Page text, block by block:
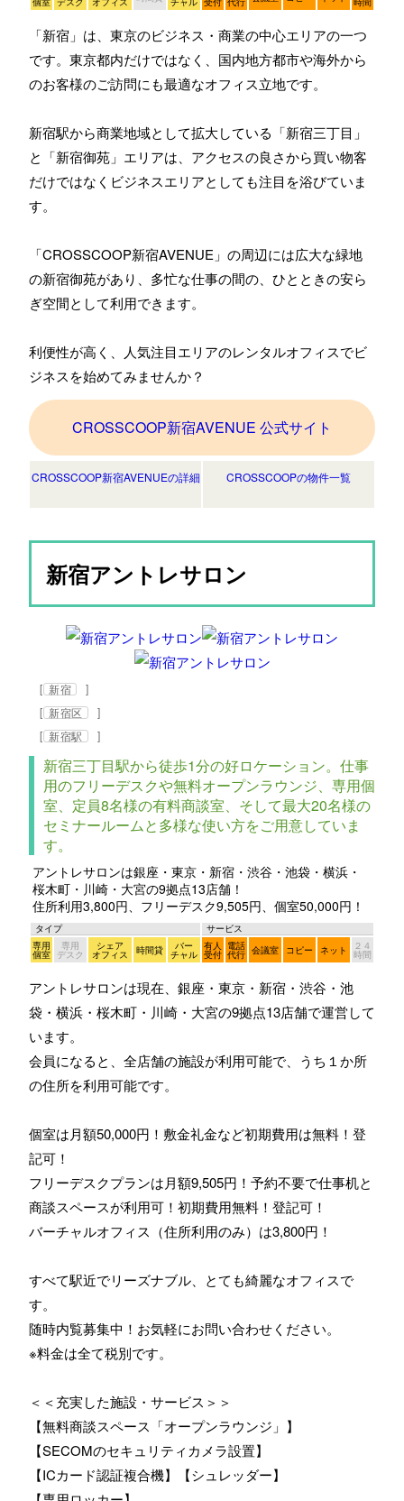
「新宿」は、東京のビジネス・商業の中心エリアの一つ
です。東京都内だけではなく、国内地方都市や海外から
のお客様のご訪問にも最適なオフィス立地です。
新宿駅から商業地域として拡大している「新宿三丁目」
と「新宿御苑」エリアは、アクセスの良さから買い物客
だけではなくビジネスエリアとしても注目を浴びていま
す。
「CROSSCOOP新宿AVENUE」の周辺には広大な緑地
の新宿御苑があり、多忙な仕事の間の、ひとときの安ら
ぎ空間として利用できます。
利便性が高く、人気注目エリアのレンタルオフィスでビ
ジネスを始めてみませんか？
CROSSCOOP新宿AVENUE 公式サイト
CROSSCOOP新宿AVENUEの詳細 CROSSCOOPの物件一覧
新宿アントレサロン
[ 新宿
]
[ 新宿区
]
[ 新宿駅 ]
新宿三丁目駅から徒歩1分の好ロケーション。仕事
用のフリーデスクや無料オープンラウンジ、専用個
室、定員8名様の有料商談室、そして最大20名様の
セミナールームと多様な使い方をご用意していま
す。
アントレサロンは銀座・東京・新宿・渋谷・池袋・横浜・
桜木町・川崎・大宮の9拠点13店舗！
住所利用3,800円、フリーデスク9,505円、個室50,000円！
タイプ
サービス
専用
個室
専用
デスク
シェア
オフィス 時間貸 バー
チャル
有人
受付
電話
代行 会議室 コピー ネット ２４
時間
アントレサロンは現在、銀座・東京・新宿・渋谷・池
袋・横浜・桜木町・川崎・大宮の9拠点13店舗で運営して
います。
会員になると、全店舗の施設が利用可能で、うち１か所
の住所を利用可能です。
個室は月額50,000円！敷金礼金など初期費用は無料！登
記可！
フリーデスクプランは月額9,505円！予約不要で仕事机と
商談スペースが利用可！初期費用無料！登記可！
バーチャルオフィス（住所利用のみ）は3,800円！
すべて駅近でリーズナブル、とても綺麗なオフィスで
す。
随時内覧募集中！お気軽にお問い合わせください。
※料金は全て税別です。
＜＜充実した施設・サービス＞＞
【無料商談スペース「オープンラウンジ」】
【SECOMのセキュリティカメラ設置】
【ICカード認証複合機】【シュレッダー】